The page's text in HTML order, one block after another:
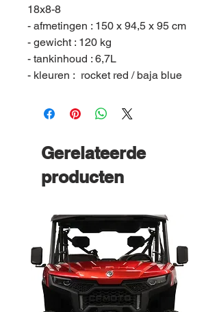
18x8-8
- afmetingen : 150 x 94,5 x 95 cm
- gewicht : 120 kg
- tankinhoud : 6,7L
- kleuren : rocket red / baja blue
Gerelateerde
producten